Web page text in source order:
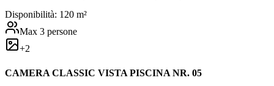
Disponibilità: 1 20 m²
Max 3 persone
+2
CAMERA CLASSIC VISTA PISCINA NR. 05